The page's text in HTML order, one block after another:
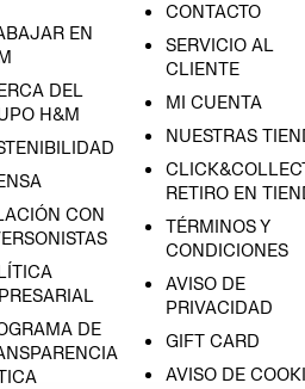
EN
DEL
H&M
CON
DE
CONTACTO
SERVICIO AL
CLIENTE
MI CUENTA
NUESTRAS
RETIRO EN
TÉRMINOS Y
CONDICIONES
AVISO DE
PRIVACIDAD
GIFT CARD
AVISO DE